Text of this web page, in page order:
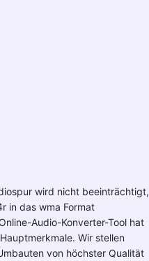
wird nicht beeinträchtigt,
in das wma Format
Audio-Konverter-Tool hat
Wir stellen
von höchster Qualität